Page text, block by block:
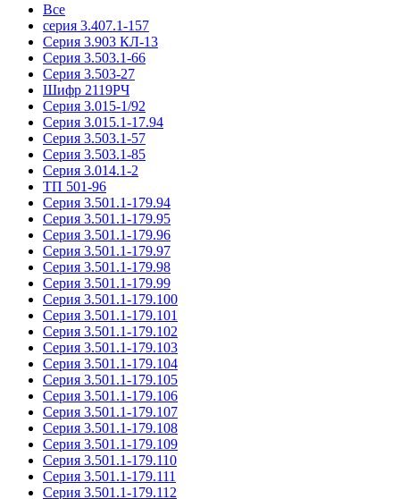
Все
серия 3.407.1-157
Серия 3.903 КЛ-13
Серия 3.503.1-66
Серия 3.503-27
Шифр 2119РЧ
Серия 3.015-1/92
Серия 3.015.1-17.94
Серия 3.503.1-57
Серия 3.503.1-85
Серия 3.014.1-2
ТП 501-96
Серия 3.501.1-179.94
Серия 3.501.1-179.95
Серия 3.501.1-179.96
Серия 3.501.1-179.97
Серия 3.501.1-179.98
Серия 3.501.1-179.99
Серия 3.501.1-179.100
Серия 3.501.1-179.101
Серия 3.501.1-179.102
Серия 3.501.1-179.103
Серия 3.501.1-179.104
Серия 3.501.1-179.105
Серия 3.501.1-179.106
Серия 3.501.1-179.107
Серия 3.501.1-179.108
Серия 3.501.1-179.109
Серия 3.501.1-179.110
Серия 3.501.1-179.111
Серия 3.501.1-179.112